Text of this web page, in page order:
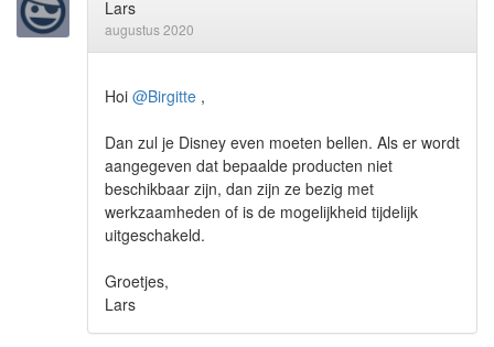
Lars
augustus 2020
Hoi @Birgitte ,
Dan zul je Disney even moeten bellen. Als er wordt
aangegeven dat bepaalde producten niet
beschikbaar zijn, dan zijn ze bezig met
werkzaamheden of is de mogelijkheid tijdelijk
uitgeschakeld.
Groetjes,
Lars